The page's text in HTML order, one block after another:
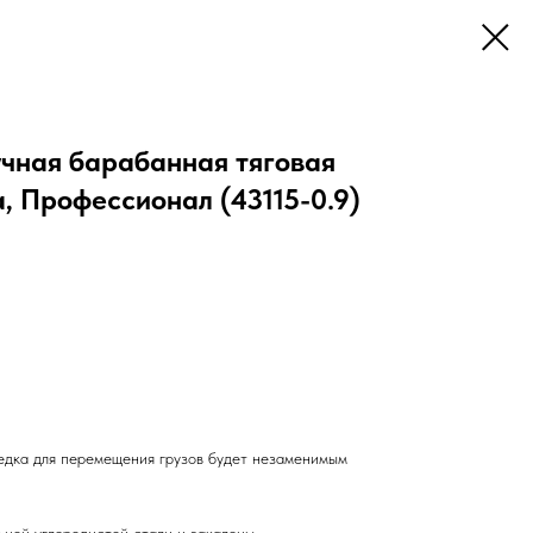
барабанная тяговая
Профессионал (43115-0.9)
для перемещения грузов будет незаменимым